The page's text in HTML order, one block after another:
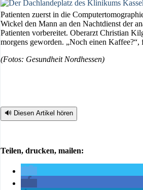
Patienten zuerst in die
Wickel den Mann an den Nachtdienst der
Patienten vorbereitet. Oberarzt Christian
morgens geworden. „Noch einen Kaffee?“,
(Fotos: Gesundheit Nordhessen)
🔊 Diesen Artikel hören
Teilen, drucken, mailen: